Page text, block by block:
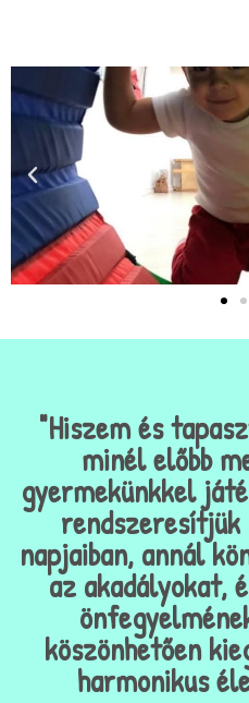
"Hiszem és
minél előbb
gyermekünkkel
rendszeresítjük
napjaiban, annál
az akadályokat,
köszönhetően
harmonikus